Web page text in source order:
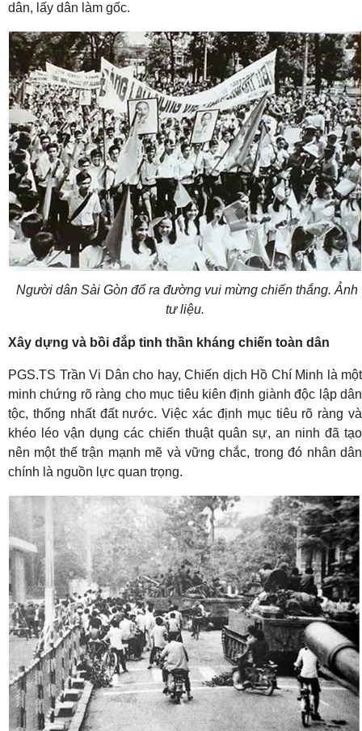
dân, lấy dân làm gốc.
Người dân Sài Gòn đổ ra đường vui mừng chiến thắng. Ảnh
tư liệu.
Xây dựng và bồi đắp tinh thần kháng chiến toàn dân
PGS.TS Trần Vi Dân cho hay, Chiến dịch Hồ Chí Minh là một
minh chứng rõ ràng cho mục tiêu kiên định giành độc lập dân
tộc, thống nhất đất nước. Việc xác định mục tiêu rõ ràng và
khéo léo vận dụng các chiến thuật quân sự, an ninh đã tạo
nên một thế trận mạnh mẽ và vững chắc, trong đó nhân dân
chính là nguồn lực quan trọng.